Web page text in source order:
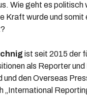
Wie geht es
Kraft wurde und
ist seit 2015 der
als Reporter
und den Overseas
„International